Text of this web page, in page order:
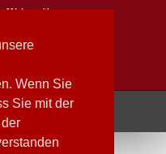
Wenn Sie
Sie mit der
Welten übersetzen
WordPress